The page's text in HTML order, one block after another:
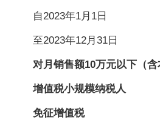
自2023年1月1日
至2023年12月31日
对月销售额10万元以下（
增值税小规模纳税人
免征增值税